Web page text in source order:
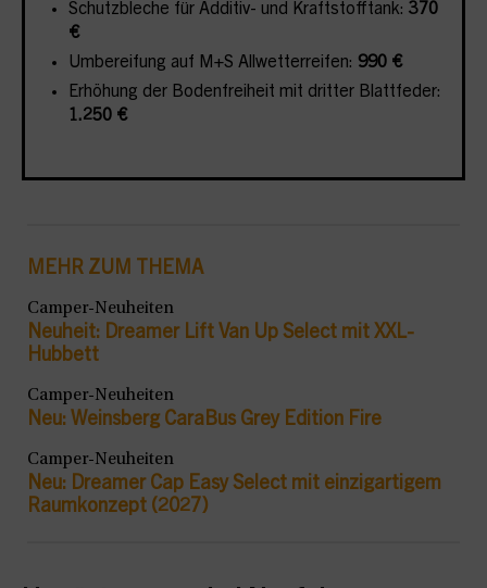
Schutzbleche für Additiv- und Kraftstofftank: 370
€
Umbereifung auf M+S Allwetterreifen: 990 €
Erhöhung der Bodenfreiheit mit dritter Blattfeder:
1.250 €
MEHR ZUM THEMA
Camper-Neuheiten
Neuheit: Dreamer Lift Van Up Select mit XXL-
Hubbett
Camper-Neuheiten
Neu: Weinsberg CaraBus Grey Edition Fire
Camper-Neuheiten
Neu: Dreamer Cap Easy Select mit einzigartigem
Raumkonzept (2027)